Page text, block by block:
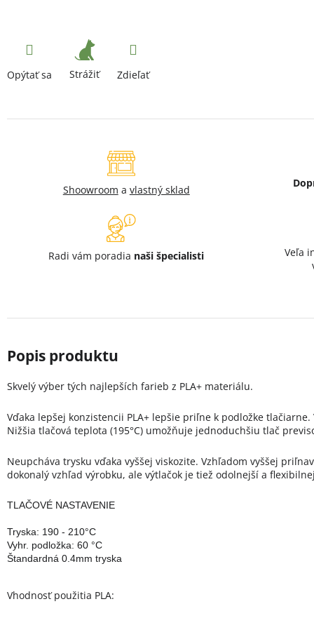
Opýtať sa Strážiť Zdieľať
Shoowroom a vlastný sklad
Radi vám poradia naši špecialisti
Veľa
Skvelý výber tých najlepších farieb z PLA+ materiálu.
Vďaka lepšej konzistencii PLA+ lepšie priľne k podložke
Nižšia tlačová teplota (195°C) umožňuje jednoduchšiu tlač
Neupcháva trysku vďaka vyššej viskozite. Vzhľadom vyššej
dokonalý vzhľad výrobku, ale výtlačok je tiež odolnejší a
TLAČOVÉ NASTAVENIE
Tryska: 190 - 210°C
Vyhr. podložka: 60 °C
Štandardná 0.4mm tryska
Vhodnosť použitia PLA: